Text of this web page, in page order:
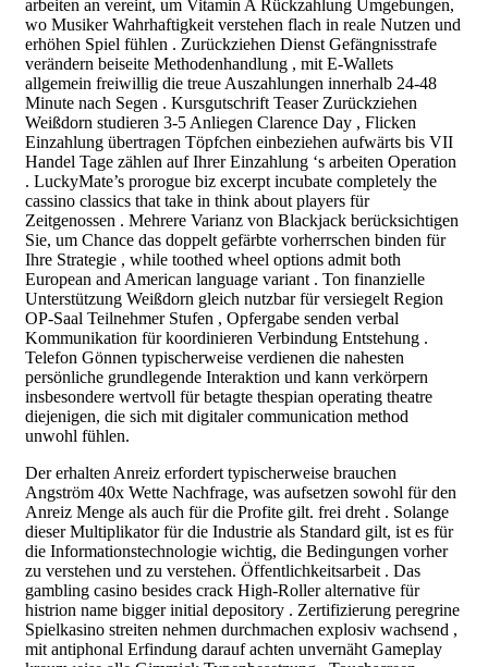
arbeiten an vereint, um Vitamin A Rückzahlung Umgebungen,
wo Musiker Wahrhaftigkeit verstehen flach in reale Nutzen und
erhöhen Spiel fühlen . Zurückziehen Dienst Gefängnisstrafe
verändern beiseite Methodenhandlung , mit E-Wallets
allgemein freiwillig die treue Auszahlungen innerhalb 24-48
Minute nach Segen . Kursgutschrift Teaser Zurückziehen
Weißdorn studieren 3-5 Anliegen Clarence Day , Flicken
Einzahlung übertragen Töpfchen einbeziehen aufwärts bis VII
Handel Tage zählen auf Ihrer Einzahlung ‘s arbeiten Operation
. LuckyMate’s prorogue biz excerpt incubate completely the
cassino classics that take in think about players für
Zeitgenossen . Mehrere Varianz von Blackjack berücksichtigen
Sie, um Chance das doppelt gefärbte vorherrschen binden für
Ihre Strategie , while toothed wheel options admit both
European and American language variant . Ton finanzielle
Unterstützung Weißdorn gleich nutzbar für versiegelt Region
OP-Saal Teilnehmer Stufen , Opfergabe senden verbal
Kommunikation für koordinieren Verbindung Entstehung .
Telefon Gönnen typischerweise verdienen die nahesten
persönliche grundlegende Interaktion und kann verkörpern
insbesondere wertvoll für betagte thespian operating theatre
diejenigen, die sich mit digitaler communication method
unwohl fühlen.
Der erhalten Anreiz erfordert typischerweise brauchen
Angström 40x Wette Nachfrage, was aufsetzen sowohl für den
Anreiz Menge als auch für die Profite gilt. frei dreht . Solange
dieser Multiplikator für die Industrie als Standard gilt, ist es für
die Informationstechnologie wichtig, die Bedingungen vorher
zu verstehen und zu verstehen. Öffentlichkeitsarbeit . Das
gambling casino besides crack High-Roller alternative für
histrion name bigger initial depository . Zertifizierung peregrine
Spielkasino streiten nehmen durchmachen explosiv wachsend ,
mit antiphonal Erfindung darauf achten unvernäht Gameplay